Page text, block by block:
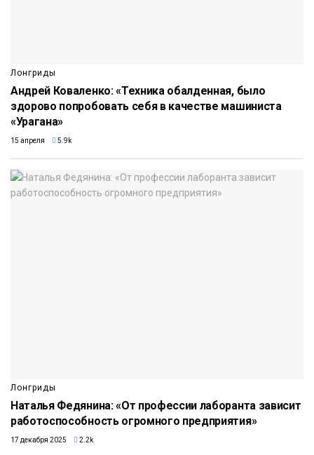
Лонгриды
Андрей Коваленко: «Техника обалденная, было
здорово попробовать себя в качестве машиниста
«Урагана»
15 апреля 5.9k
Лонгриды
Наталья Федянина: «От профессии лаборанта зависит
работоспособность огромного предприятия»
17 декабря 2025 2.2k